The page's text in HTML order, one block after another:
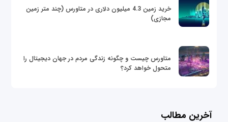
خرید زمین 4.3 میلیون دلاری در متاورس (چند متر زمین
مجازی)
متاورس چیست و چگونه زندگی مردم در جهان دیجیتال را
متحول خواهد کرد؟
آخرین مطالب